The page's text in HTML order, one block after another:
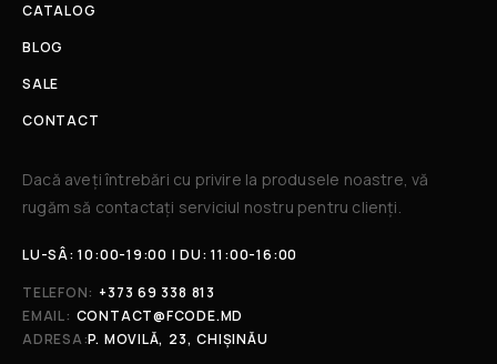
CATALOG
BLOG
SALE
CONTACT
Dacă aveți întrebări cu privire la produsele noastre, vă
rugăm să contactați serviciul nostru pentru clienți.​
LU-SÂ: 10:00-19:00 | DU: 11:00-16:00
TELEFON: +373 69 338 813
EMAIL: CONTACT@FCODE.MD
ADRESA:P. MOVILĂ, 23, CHIȘINĂU